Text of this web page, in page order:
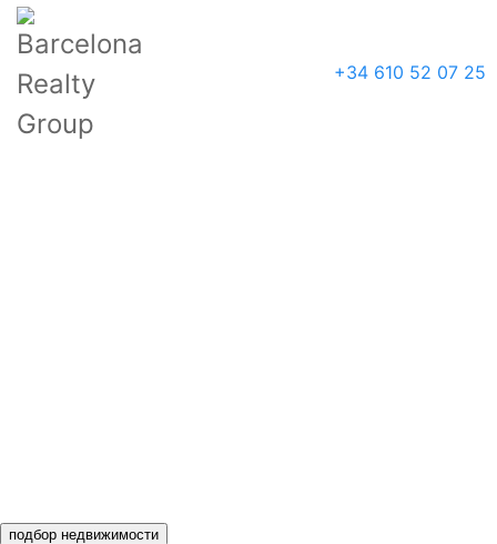
+34 610 52 07 25
подбор недвижимости